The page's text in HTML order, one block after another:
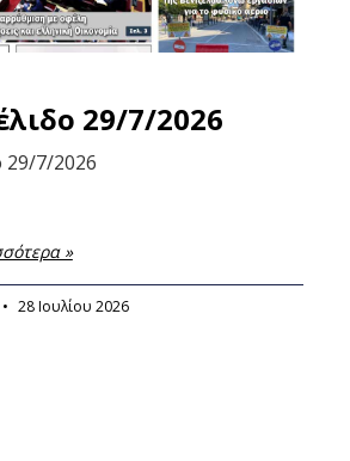
29/7/2026
7/2026
»
28 Ιουλίου 2026